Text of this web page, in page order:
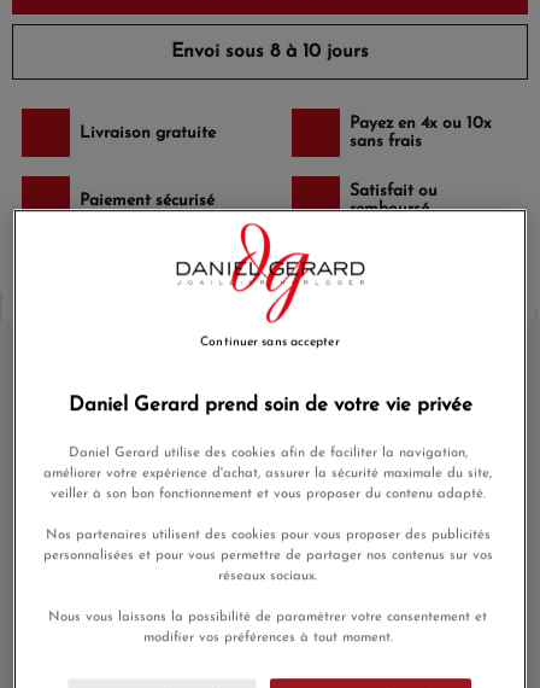
Envoi sous 8 à 10 jours
Livraison gratuite
Payez en 4x ou 10x
sans frais
Paiement sécurisé
Satisfait ou
remboursé
Montre Hamilton Ventura Elvis 80
Skeleton Auto
Superbe architecture contemporaine cas, complexe design
détail et un attachement appareil asymétrique sont jumelés
avec un mouvement à quartz suisse de faire une
déclaration clairement moderne. Attaché par un bracelet en
acier inoxydable, la montre est assis confortablement sur le
country et rythme and blues était très en avance sur son
l'avenir.
Daniel Gerard prend soin de votre vie privée
Daniel Gerard utilise des cookies afin de faciliter la navigation,
améliorer votre expérience d'achat, assurer la sécurité maximale du site,
veiller à son bon fonctionnement et vous proposer du contenu adapté.
Nos partenaires utilisent des cookies pour vous proposer des publicités
personnalisées et pour vous permettre de partager nos contenus sur vos
réseaux sociaux.
Nous vous laissons la possibilité de paramétrer votre consentement et
modifier vos préférences à tout moment.
Continuer sans accepter